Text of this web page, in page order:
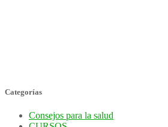
Categorías
Consejos para la salud